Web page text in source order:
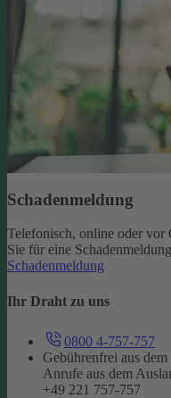
Schadenmeldung
Telefonisch, online oder
Sie für eine
Schadenmeldung
Ihr Draht zu uns
0800 4-757-757
Gebührenfrei aus
Anrufe aus dem
+49 221 757-757